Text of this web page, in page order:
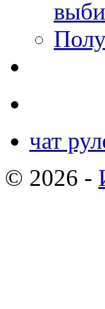
чат
© 2026 -